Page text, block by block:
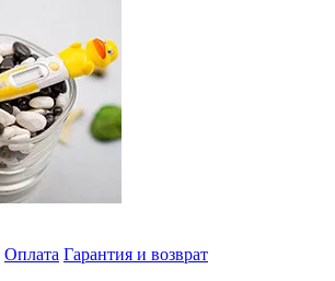
Оплата Гарантия и возврат